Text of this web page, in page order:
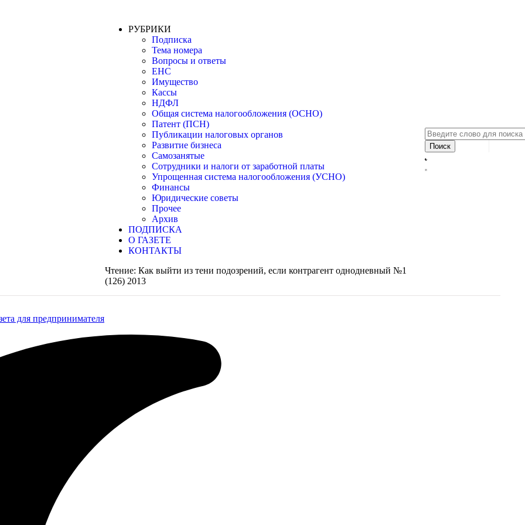
РУБРИКИ
Подписка
Тема номера
Вопросы и ответы
ЕНС
Имущество
Кассы
НДФЛ
Общая система налогообложения (ОСНО)
Патент (ПСН)
Публикации налоговых органов
Развитие бизнеса
Самозанятые
Сотрудники и налоги от заработной платы
Упрощенная система налогообложения (УСНО)
Финансы
Юридические советы
Прочее
Архив
ПОДПИСКА
О ГАЗЕТЕ
КОНТАКТЫ
Чтение: Как выйти из тени подозрений, если контрагент однодневный №1
(126) 2013